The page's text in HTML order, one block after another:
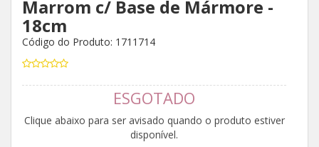
Marrom c/ Base de Mármore -
18cm
Código do Produto: 1711714
ESGOTADO
Clique abaixo para ser avisado quando o produto estiver
disponível.